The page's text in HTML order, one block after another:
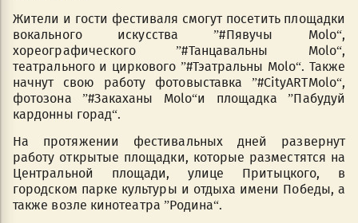
Жители и гости фестиваля смогут посетить площадки
вокального искусства ”#Пявучы Molo“,
хореографического ”#Танцавальны Molo“,
театрального и циркового ”#Тэатральны Molo“. Также
начнут свою работу фотовыставка ”#CityARTMolo“,
фотозона ”#Закаханы Molo“и площадка ”Пабудуй
кардонны горад“.
На протяжении фестивальных дней развернут
работу открытые площадки, которые разместятся на
Центральной площади, улице Притыцкого, в
городском парке культуры и отдыха имени Победы, а
также возле кинотеатра ”Родина“.